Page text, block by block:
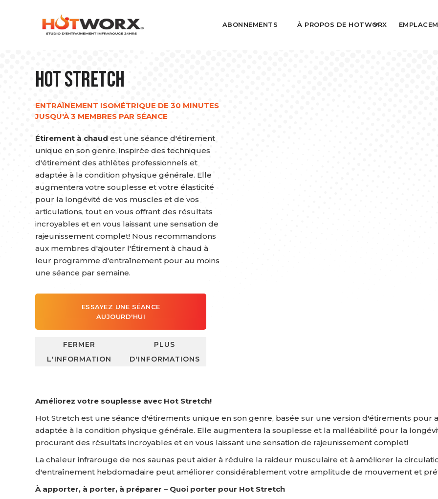
ABONNEMENTS À PROPOS DE HOTWORX
Hot Stretch
ENTRAÎNEMENT ISOMÉTRIQUE DE 30 MINUTES
JUSQU'À 3 MEMBRES PAR SÉANCE
Étirement à chaud est une séance d'étirement
unique en son genre, inspirée des techniques
d'étirement des athlètes professionnels et
adaptée à la condition physique générale. Elle
augmentera votre souplesse et votre élasticité
pour la longévité de vos muscles et de vos
articulations, tout en vous offrant des résultats
incroyables et en vous laissant une sensation de
rajeunissement complet! Nous recommandons
aux membres d'ajouter l'Étirement à chaud à
leur programme d'entraînement pour au moins
une séance par semaine.
ESSAYEZ UNE SÉANCE
AUJOURD'HUI
FERMER
L'INFORMATION
PLUS
D'INFORMATIONS
Améliorez votre souplesse avec Hot Stretch!
Hot Stretch est une séance d'étirements unique en son genre, basée sur une version d'étirements pour
adaptée à la condition physique générale. Elle augmentera la souplesse et la malléabilité pour la
procurant des résultats incroyables et en vous laissant une sensation de rajeunissement complet!
La chaleur infrarouge de nos saunas peut aider à réduire la raideur musculaire et à améliorer la
d'entraînement hebdomadaire peut améliorer considérablement votre amplitude de mouvement et
À apporter, à porter, à préparer – Quoi porter pour Hot Stretch